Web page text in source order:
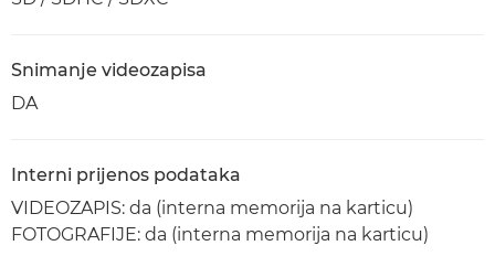
Snimanje videozapisa
DA
Interni prijenos podataka
VIDEOZAPIS: da (interna memorija na karticu)
FOTOGRAFIJE: da (interna memorija na karticu)